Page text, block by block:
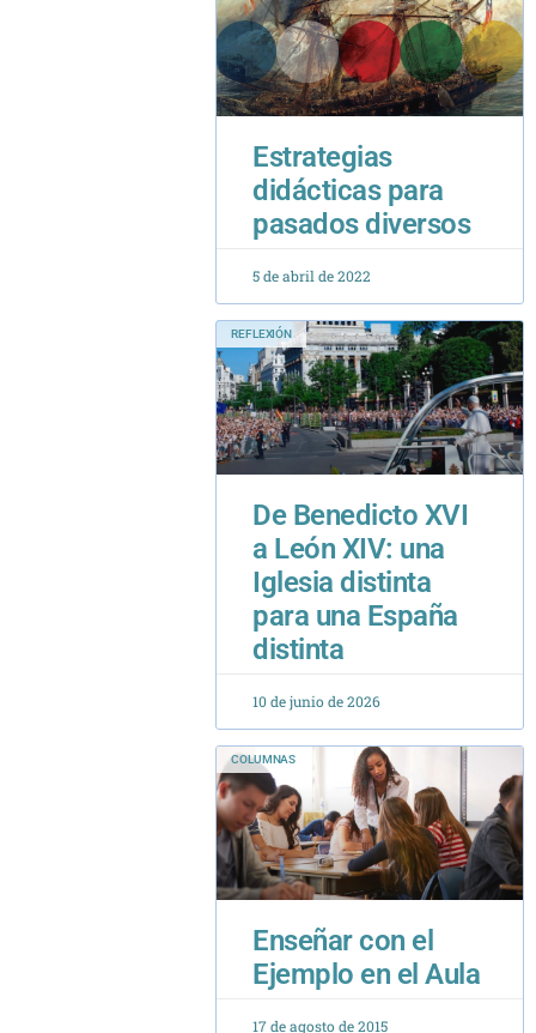
Estrategias
pasados diversos
5 de abril de 2022
REFLEXIÓN
De Benedicto XVI
Iglesia distinta
para una España
distinta
10 de junio de 2026
COLUMNAS
Enseñar con el
17 de agosto de 2015